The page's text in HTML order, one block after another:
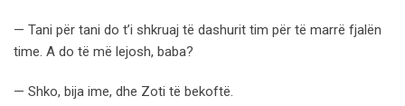
— Tani për tani do t’i shkruaj të dashurit tim për të marrë fjalën
time. A do të më lejosh, baba?
— Shko, bija ime, dhe Zoti të bekoftë.